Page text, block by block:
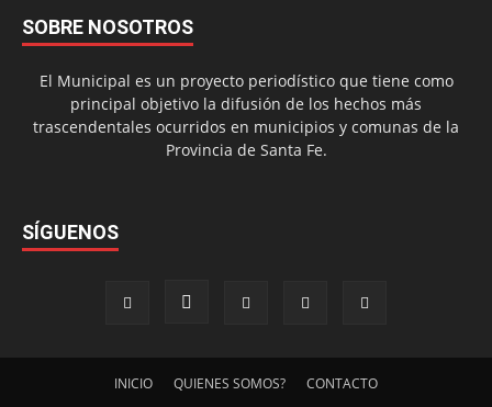
SOBRE NOSOTROS
El Municipal es un proyecto periodístico que tiene como
principal objetivo la difusión de los hechos más
trascendentales ocurridos en municipios y comunas de la
Provincia de Santa Fe.
SÍGUENOS
INICIO QUIENES SOMOS? CONTACTO